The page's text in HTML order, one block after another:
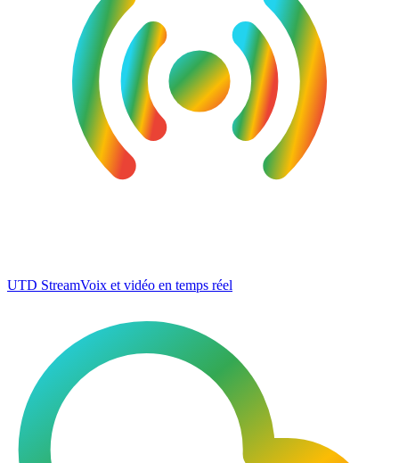
UTD StreamVoix et vidéo en temps réel